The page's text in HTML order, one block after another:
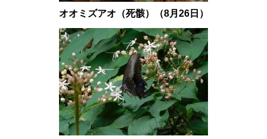
オオミズアオ（死骸）（8月26日）